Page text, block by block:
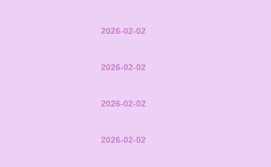
2026-02-02
2026-02-02
2026-02-02
2026-02-02